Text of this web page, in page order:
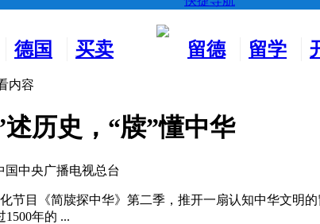
德国
生活
买卖
留德
留学
内容
述历史，“牍”懂中华
国中央广播电视总台
节目《简牍探中华》第二季，推开一扇认知中华文明
年的 ...